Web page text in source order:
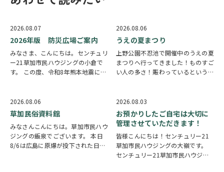
2026.08.07
2026年版 防災広場ご案内
みなさま、こんにちは。センチュリ
ー21草加市民ハウジングの小倉で
す。 この度、令和8年熊本地震によ
多い国です。草加市においても、他
人事ではなく、日頃から少しでも、
防災意識を高め…
2026.08.06
うえの夏まつり
上野公園不忍池で開催中のうえの夏
まつりへ行ってきました！ものすご
い人の多さ！賑わっているという言
多く皆さん思い思いに夏祭りを楽し
んでいる様子がとても印象的でした
会場にはたく…
2026.08.06
草加民俗資料館
みなさんこんにちは。草加市民ハウ
ジングの飯泉でございます。 本日
8/6は広島に原爆が投下された日に
2026.08.03
お預かりしたご自宅は大切に
管理させていただきます！
皆様こんにちは！センチュリー21
草加市民ハウジングの大嶺です。
センチュリー21草加市民ハウジン